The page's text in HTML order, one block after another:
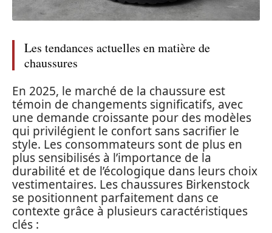
Les tendances actuelles en matière de
chaussures
En 2025, le marché de la chaussure est
témoin de changements significatifs, avec
une demande croissante pour des modèles
qui privilégient le confort sans sacrifier le
style. Les consommateurs sont de plus en
plus sensibilisés à l’importance de la
durabilité et de l’écologique dans leurs choix
vestimentaires. Les chaussures Birkenstock
se positionnent parfaitement dans ce
contexte grâce à plusieurs caractéristiques
clés :